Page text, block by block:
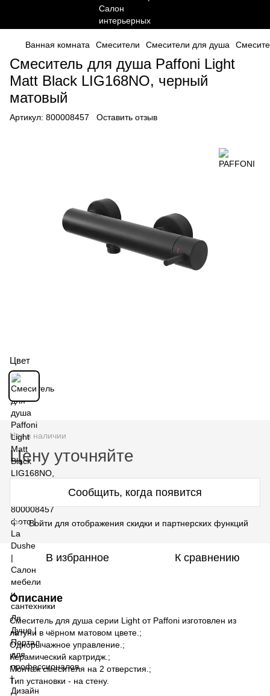
Ванная комната Смесители Смесители для душа
Смеситель для душа Paffoni Light
Matt Black LIG168NO, черный
матовый
Артикул: 800008457 Оставить отзыв
Цвет
Нет в наличии
Цену уточняйте
Сообщить, когда появится
% Войти для отображения скидки и партнерских функций
В избранное К сравнению
Описание
Смеситель для душа серии Light от Paffoni изготовлен из
латуни в чёрном матовом цвете.;
Однорычажное управление.;
Керамический картридж.;
Монтаж смесителя на 2 отверстия.;
Тип установки - на стену.